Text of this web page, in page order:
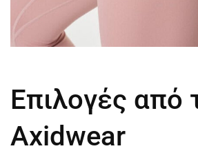
Επιλογές από
Axidwear